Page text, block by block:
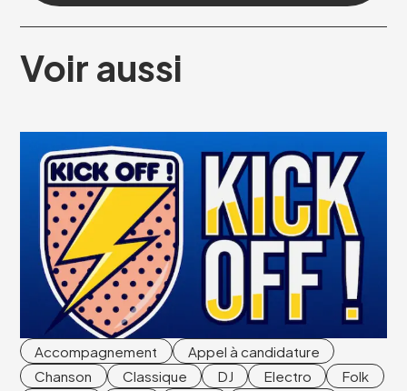
Voir aussi
Accompagnement
Appel à candidature
Chanson
Classique DJ Electro
Folk